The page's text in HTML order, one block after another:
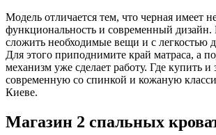
Модель отличается тем, что черная имеет
функциональность и современный
сложить необходимые вещи и с легкостью
Для этого приподнимите край матраса, а
механизм уже сделает работу. Где купить и
современную со спинкой и кожаную
Киеве.
Магазин 2 спальных